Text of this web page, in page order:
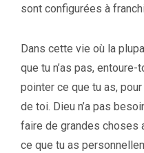
sont configurées à
Dans cette vie où la
que tu n’as pas,
pointer ce que tu as,
de toi. Dieu n’a pas
faire de grandes choses
ce que tu as